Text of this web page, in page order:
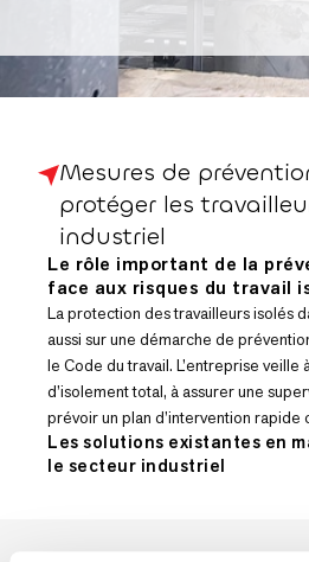
Mesures de
protéger les
industriel
Le rôle important de la
face aux risques du travail
La protection des travailleurs isolés
aussi sur une démarche de
le Code du travail. L’entreprise veille
d’isolement total, à assurer une
prévoir un plan d’intervention rapide
Les solutions existantes en
le secteur industriel